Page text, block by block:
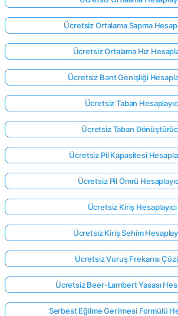
Henüz
Soru
Yok
Ücretsiz Ortalama Sapma
Ücretsiz Ortalama Hız
Ücretsiz Bant Genişliği
Ücretsiz Taban
Ücretsiz Taban
Ücretsiz Pil Kapasitesi
Ücretsiz Pil Ömrü
Ücretsiz Kiriş Hesaplayıcı
Ücretsiz Kiriş Sehim
Ücretsiz Vuruş Frekansı
Ücretsiz Beer-Lambert Yasası
Serbest Eğilme Gerilmesi Formülü